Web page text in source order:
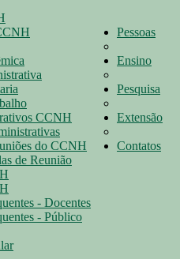
CCNH
do CCNH
de Reunião
- Docentes
- Público
Pessoas
Ensino
Pesquisa
Extensão
Contatos